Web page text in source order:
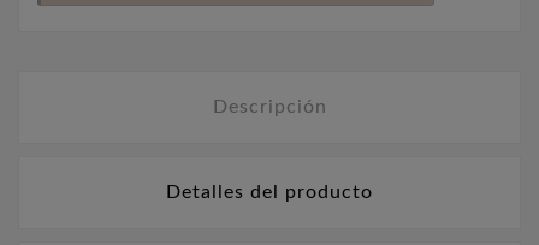
Descripción
Detalles del producto